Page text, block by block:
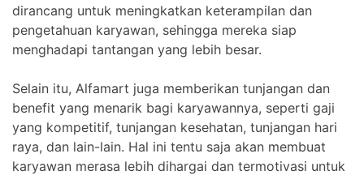
dirancang untuk meningkatkan keterampilan dan
pengetahuan karyawan, sehingga mereka siap
menghadapi tantangan yang lebih besar.
Selain itu, Alfamart juga memberikan tunjangan dan
benefit yang menarik bagi karyawannya, seperti gaji
yang kompetitif, tunjangan kesehatan, tunjangan hari
raya, dan lain-lain. Hal ini tentu saja akan membuat
karyawan merasa lebih dihargai dan termotivasi untuk